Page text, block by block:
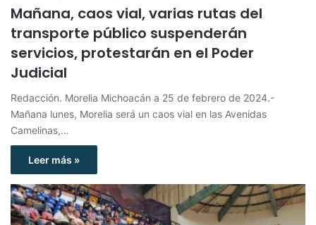
Mañana, caos vial, varias rutas del
transporte público suspenderán
servicios, protestarán en el Poder
Judicial
Redacción. Morelia Michoacán a 25 de febrero de 2024.-
Mañana lunes, Morelia será un caos vial en las Avenidas
Camelinas,…
Leer más »